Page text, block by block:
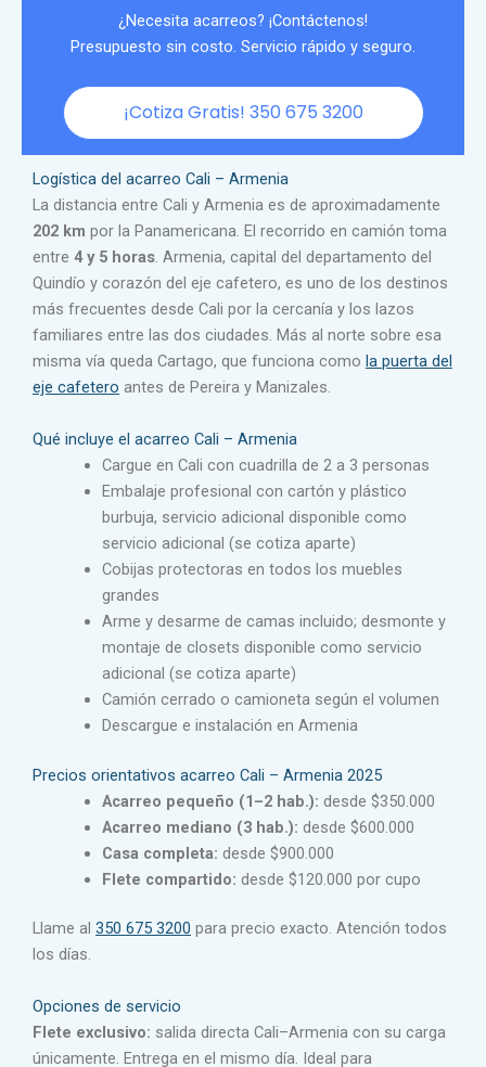
¿Necesita acarreos? ¡Contáctenos!
Presupuesto sin costo. Servicio rápido y seguro.
¡Cotiza Gratis! 350 675 3200
Logística del acarreo Cali – Armenia
La distancia entre Cali y Armenia es de aproximadamente
202 km por la Panamericana. El recorrido en camión toma
entre 4 y 5 horas. Armenia, capital del departamento del
Quindío y corazón del eje cafetero, es uno de los destinos
más frecuentes desde Cali por la cercanía y los lazos
familiares entre las dos ciudades. Más al norte sobre esa
misma vía queda Cartago, que funciona como la puerta del
eje cafetero antes de Pereira y Manizales.
Qué incluye el acarreo Cali – Armenia
Cargue en Cali con cuadrilla de 2 a 3 personas
Embalaje profesional con cartón y plástico
burbuja, servicio adicional disponible como
servicio adicional (se cotiza aparte)
Cobijas protectoras en todos los muebles
grandes
Arme y desarme de camas incluido; desmonte y
montaje de closets disponible como servicio
adicional (se cotiza aparte)
Camión cerrado o camioneta según el volumen
Descargue e instalación en Armenia
Precios orientativos acarreo Cali – Armenia 2025
Acarreo pequeño (1–2 hab.): desde $350.000
Acarreo mediano (3 hab.): desde $600.000
Casa completa: desde $900.000
Flete compartido: desde $120.000 por cupo
Llame al 350 675 3200 para precio exacto. Atención todos
los días.
Opciones de servicio
Flete exclusivo: salida directa Cali–Armenia con su carga
únicamente. Entrega en el mismo día. Ideal para